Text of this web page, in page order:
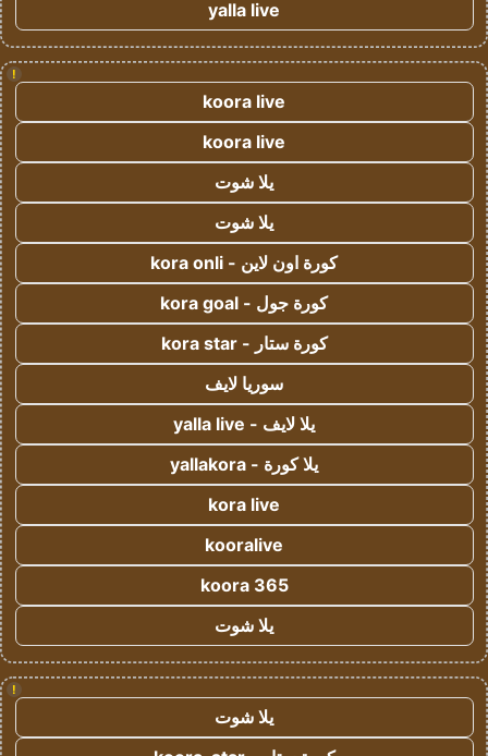
yalla live
!
koora live
koora live
يلا شوت
يلا شوت
كورة اون لاين - kora onli
كورة جول - kora goal
كورة ستار - kora star
سوريا لايف
يلا لايف - yalla live
يلا كورة - yallakora
kora live
kooralive
koora 365
يلا شوت
!
يلا شوت